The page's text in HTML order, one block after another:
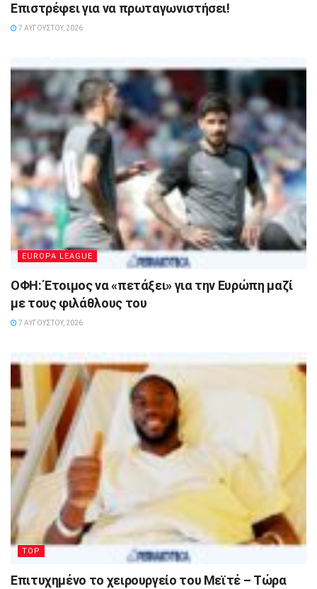
Επιστρέφει για να πρωταγωνιστήσει!
7 ΑΥΓΟΎΣΤΟΥ, 2026
EUROPA LEAGUE
ΟΦΗ: Έτοιμος να «πετάξει» για την Ευρώπη μαζί
με τους φιλάθλους του
7 ΑΥΓΟΎΣΤΟΥ, 2026
TOP
Επιτυχημένο το χειρουργείο του Μεϊτέ – Τώρα